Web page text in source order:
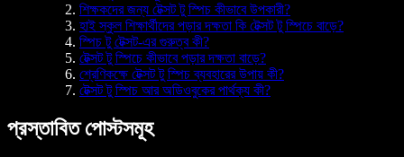
শিক্ষকদের জন্য টেক্সট টু স্পিচ কীভাবে উপকারী?
হাই স্কুল শিক্ষার্থীদের পড়ার দক্ষতা কি টেক্সট টু স্পিচে বাড়ে?
স্পিচ টু টেক্সট-এর গুরুত্ব কী?
টেক্সট টু স্পিচে কীভাবে পড়ার দক্ষতা বাড়ে?
শ্রেণিকক্ষে টেক্সট টু স্পিচ ব্যবহারের উপায় কী?
টেক্সট টু স্পিচ আর অডিওবুকের পার্থক্য কী?
প্রস্তাবিত পোস্টসমূহ